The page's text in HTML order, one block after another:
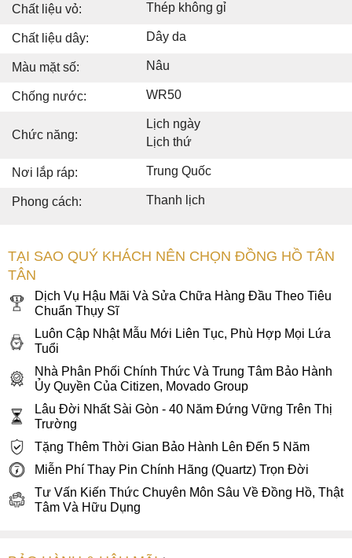
Chất liệu vỏ:
Thép không gỉ
Chất liệu dây: Dây da
Màu mặt số: Nâu
Chống nước: WR50
Chức năng:
Lịch ngày
Lịch thứ
Nơi lắp ráp: Trung Quốc
Phong cách: Thanh lịch
TẠI SAO QUÝ KHÁCH NÊN CHỌN ĐỒNG HỒ TÂN
TÂN
Dịch Vụ Hậu Mãi Và Sửa Chữa Hàng Đầu Theo Tiêu
Chuẩn Thụy Sĩ
Luôn Cập Nhật Mẫu Mới Liên Tục, Phù Hợp Mọi Lứa
Tuổi
Nhà Phân Phối Chính Thức Và Trung Tâm Bảo Hành
Ủy Quyền Của Citizen, Movado Group
Lâu Đời Nhất Sài Gòn - 40 Năm Đứng Vững Trên Thị
Trường
Tặng Thêm Thời Gian Bảo Hành Lên Đến 5 Năm
Miễn Phí Thay Pin Chính Hãng (Quartz) Trọn Đời
Tư Vấn Kiến Thức Chuyên Môn Sâu Về Đồng Hồ, Thật
Tâm Và Hữu Dụng